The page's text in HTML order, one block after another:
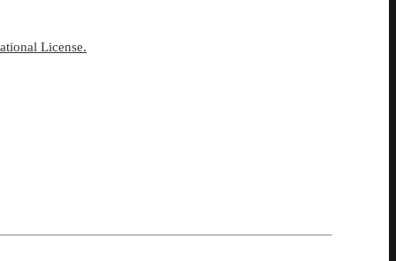
License.